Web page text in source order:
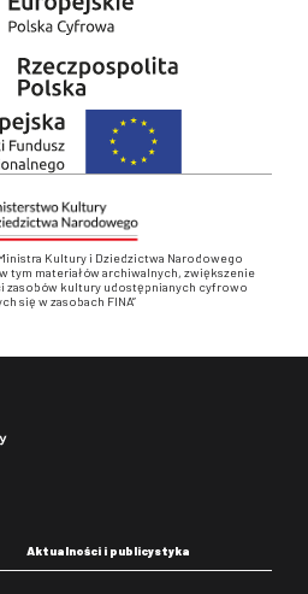
Kultury i Dziedzictwa Narodowego
tym materiałów archiwalnych, zwiększenie
zasobów kultury udostępnianych cyfrowo
się w zasobach FINA”
Aktualności i publicystyka